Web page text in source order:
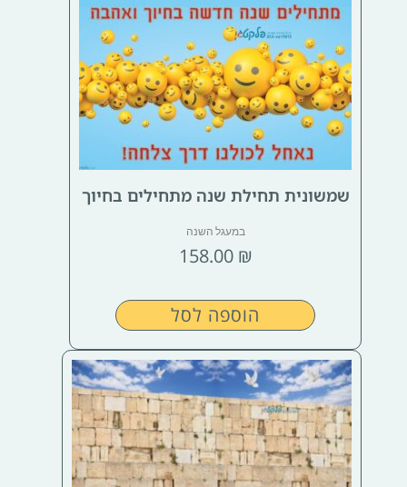
שמשונית תחילת שנה מתחילים בחיוך
במעגל השנה
158.00 ₪
הוספה לסל